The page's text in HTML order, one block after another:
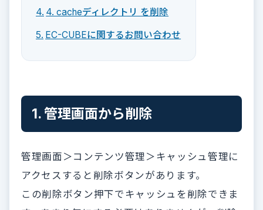
4. cacheディレクトリ を削除
EC-CUBEに関するお問い合わせ
1. 管理画面から削除
管理画面＞コンテンツ管理＞キャッシュ管理に
アクセスすると削除ボタンがあります。
この削除ボタン押下でキャッシュを削除できま